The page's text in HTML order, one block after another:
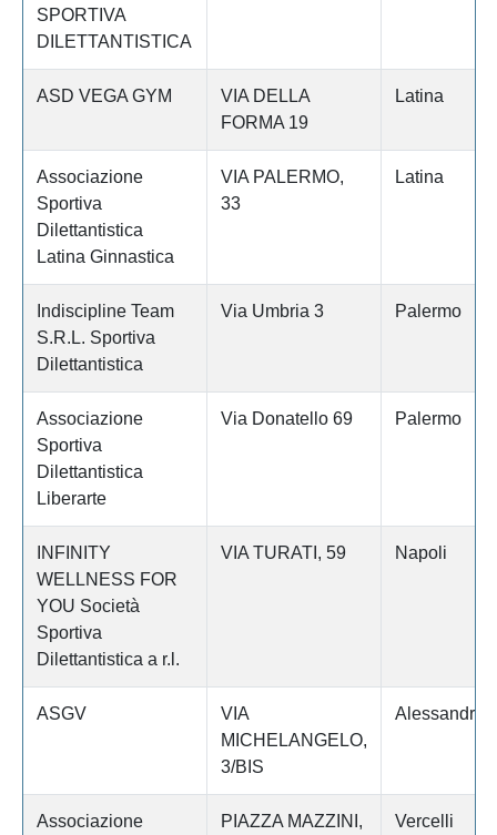
SPORTIVA
DILETTANTISTICA
ASD VEGA GYM
VIA DELLA
FORMA 19
Latina
Associazione
Sportiva
Dilettantistica
Latina Ginnastica
VIA PALERMO,
33
Latina
Indiscipline Team
S.R.L. Sportiva
Dilettantistica
Via Umbria 3 Palermo
Associazione
Sportiva
Dilettantistica
Liberarte
Via Donatello 69 Palermo
INFINITY
WELLNESS FOR
YOU Società
Sportiva
Dilettantistica a r.l.
VIA TURATI, 59 Napoli
ASGV
VIA
MICHELANGELO,
3/BIS
Alessandria
Associazione
PIAZZA MAZZINI,
Vercelli